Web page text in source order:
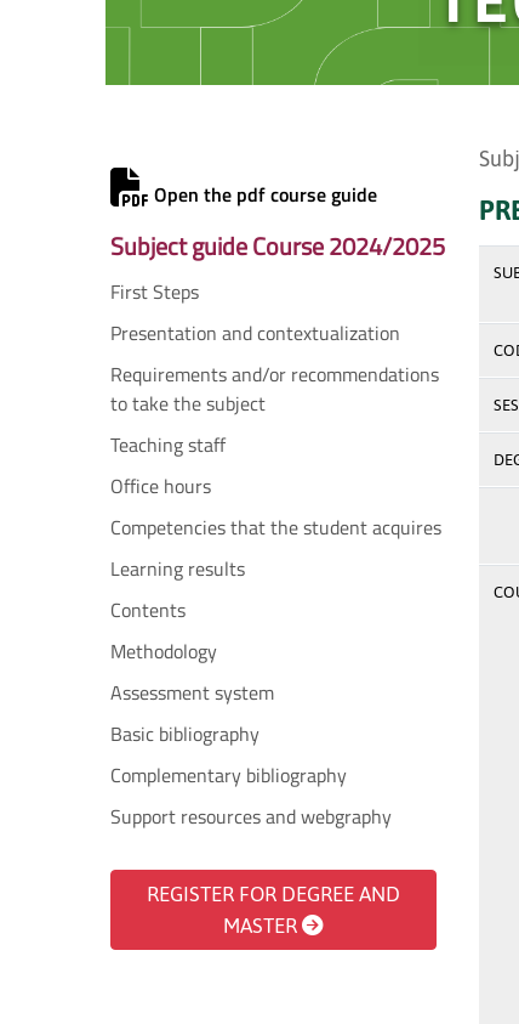
Open the pdf course guide
Subject guide Course 2024/2025
First Steps
Presentation and contextualization
Requirements and/or recommendations
to take the subject
Teaching staff
Office hours
Competencies that the student acquires
Learning results
Contents
Methodology
Assessment system
Basic bibliography
Complementary bibliography
Support resources and webgraphy
REGISTER FOR DEGREE AND
MASTER